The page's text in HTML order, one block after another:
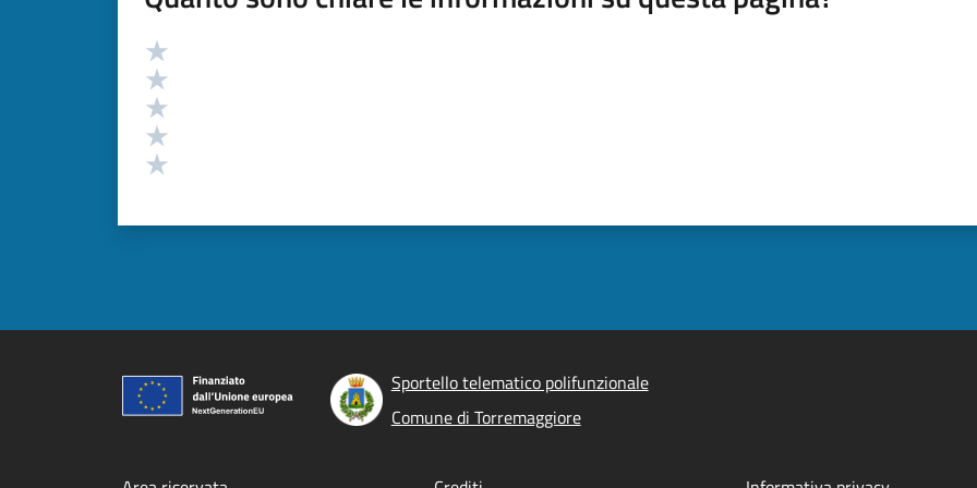
Valutazione
Sportello telematico polifunzionale
Comune di Torremaggiore